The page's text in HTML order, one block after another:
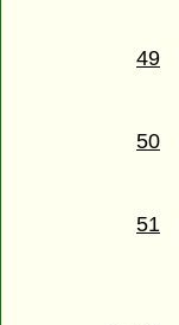
49
50
51